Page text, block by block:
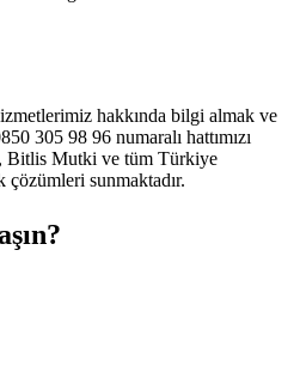
hakkında bilgi almak ve
305 98 96 numaralı hattımızı
Bitlis Mutki ve tüm Türkiye
çözümleri sunmaktadır.